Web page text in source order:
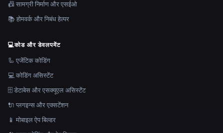
📠 सामग्री निर्माण और एसईओ
📚 होमवर्क और निबंध हेल्पर
💻कोड और डेवलपमेंट
🦾 एजेंटिक कोडिंग
💻 कोडिंग असिस्टेंट
🗄️ डेटाबेस और एसक्यूएल असिस्टेंट
🔌 प्लगइन्स और एक्सटेंशन
📱 मोबाइल ऐप बिल्डर